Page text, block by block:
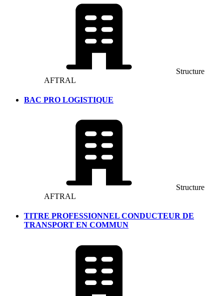
Structure
AFTRAL
BAC PRO LOGISTIQUE
Structure
AFTRAL
TITRE PROFESSIONNEL CONDUCTEUR DE
TRANSPORT EN COMMUN